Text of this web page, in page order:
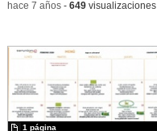
-hace 7 años- 649visualizaciones
1 página